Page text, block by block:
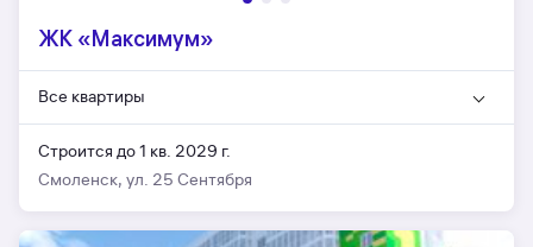
ЖК «Максимум»
Все квартиры
Строится до 1 кв. 2029 г.
Смоленск, ул. 25 Сентября